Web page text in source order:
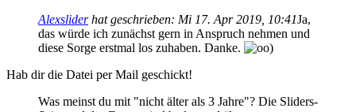
Alexsliderhat geschrieben: Mi 17. Apr 2019, 10:41Ja,
das würde ich zunächst gern in Anspruch nehmen und
diese Sorge erstmal los zuhaben. Danke.
Hab dir die Datei per Mail geschickt!
Was meinst du mit "nicht älter als 3 Jahre"? Die Sliders-